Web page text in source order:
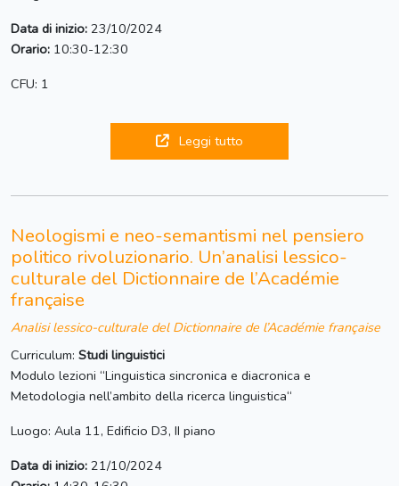
Data di inizio: 23/10/2024
Orario: 10:30-12:30
CFU: 1
Leggi tutto
Neologismi e neo-semantismi nel pensiero
politico rivoluzionario. Un’analisi lessico-
culturale del Dictionnaire de l’Académie
française
Analisi lessico-culturale del Dictionnaire de l’Académie française
Curriculum: Studi linguistici
Modulo lezioni “Linguistica sincronica e diacronica e
Metodologia nell’ambito della ricerca linguistica“
Luogo: Aula 11, Edificio D3, II piano
Data di inizio: 21/10/2024